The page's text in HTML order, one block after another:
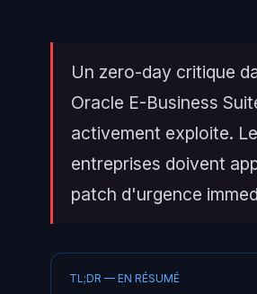
Un zero-day critique
Oracle E-Business
activement exploite.
entreprises doivent
patch d'urgence
TL;DR — EN RÉSUMÉ